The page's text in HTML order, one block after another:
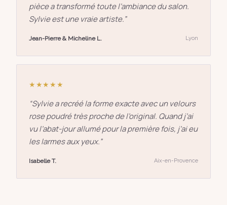
pièce a transformé toute l’ambiance du salon.
Sylvie est une vraie artiste.”
Jean-Pierre & Micheline L. Lyon
★★★★★
“Sylvie a recréé la forme exacte avec un velours
rose poudré très proche de l’original. Quand j’ai
vu l’abat-jour allumé pour la première fois, j’ai eu
les larmes aux yeux.”
Isabelle T. Aix-en-Provence